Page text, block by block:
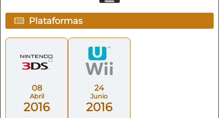
Plataformas
08
Abril
2016
24
Junio
2016